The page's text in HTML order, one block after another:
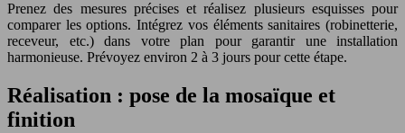
Prenez des mesures précises et réalisez plusieurs esquisses pour
comparer les options. Intégrez vos éléments sanitaires (robinetterie,
receveur, etc.) dans votre plan pour garantir une installation
harmonieuse. Prévoyez environ 2 à 3 jours pour cette étape.
Réalisation : pose de la mosaïque et
finition